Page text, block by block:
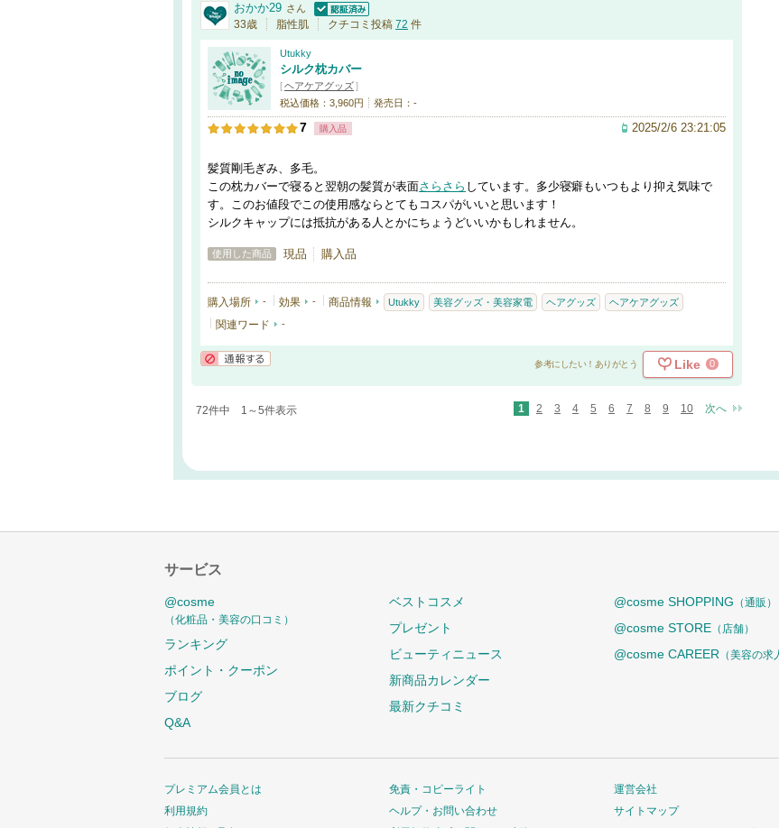
おかか29 さん
認証済
33歳 脂性肌 クチコミ投稿 72 件
Utukky
シルク枕カバー
[ヘアケアグッズ]
税込価格：3,960円
発売日：-
7 購入品 2025/2/6 23:21:05
髪質剛毛ぎみ、多毛。
この枕カバーで寝ると翌朝の髪質が表面さらさら しています。多少寝癖もいつもより抑え気味で
す。このお値段でこの使用感ならとてもコスパがいいと思います！
シルクキャップには抵抗がある人とかにちょうどいいかもしれません。
使用した商品 現品 購入品
購入場所 - 効果 - 商品情報 Utukky 美容グッズ・美容家電 ヘアグッズ ヘアケアグッズ
関連ワード -
参考にしたい！ありがとう Like 0
72件中 1～5件表示 1 2 3 4 5 6 7 8 9 10 次へ
サービス
@cosme
（化粧品・美容の口コミ）
ランキング
ポイント・クーポン
ブログ
Q&A
ベストコスメ
プレゼント
ビューティニュース
新商品カレンダー
最新クチコミ
@cosme SHOPPING （通販）
@cosme STORE （店舗）
@cosme CAREER （美容の求
プレミアム会員とは
利用規約
免責・コピーライト
ヘルプ・お問い合わせ
運営会社
サイトマップ